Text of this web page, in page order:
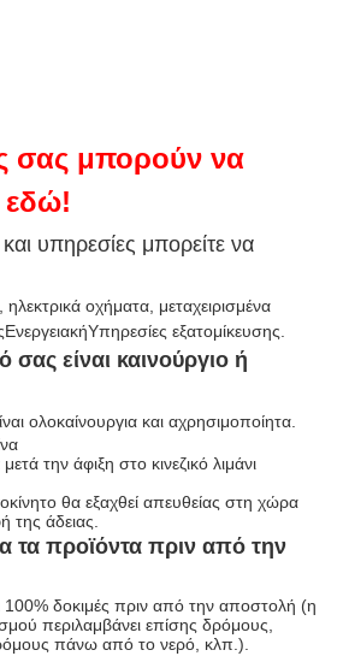
σας μπορούν να
εδώ!
υπηρεσίες μπορείτε να
οχήματα, μεταχειρισμένα
ΕνεργειακήΥπηρεσίες εξατομίκευσης.
σας είναι καινούργιο ή
ολοκαίνουργια και αχρησιμοποίητα.
την άφιξη στο κινεζικό λιμάνι
θα εξαχθεί απευθείας στη χώρα
της άδειας.
τα προϊόντα πριν από την
100% δοκιμές πριν από την αποστολή (η
περιλαμβάνει επίσης δρόμους,
πάνω από το νερό, κλπ.).